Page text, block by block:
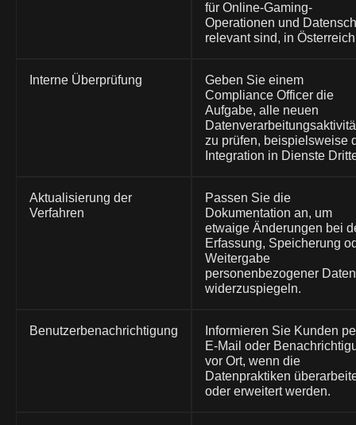
für Online-Gaming-
Operationen und
relevant sind, in
Interne Überprüfung
Geben Sie einem
Compliance Officer die
Aufgabe, alle neuen
zu prüfen, beispielsweise
Integration in Dienste
Aktualisierung der
Verfahren
Passen Sie die
Dokumentation an, um
etwaige Änderungen bei
Erfassung, Speicherung
Weitergabe
personenbezogener Daten
widerzuspiegeln.
Benutzerbenachrichtigung
Informieren Sie Kunden
E-Mail oder
vor Ort, wenn die
Datenpraktiken
oder erweitert werden.